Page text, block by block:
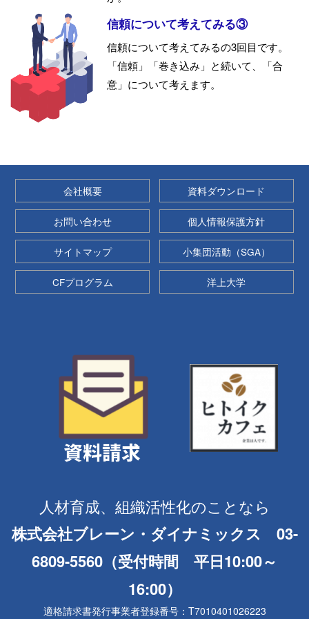
信頼について考えてみる③
信頼について考えてみるの3回目です。
「信頼」「巻き込み」と続いて、「合
意」について考えます。
会社概要 資料ダウンロード
お問い合わせ 個人情報保護方針
サイトマップ 小集団活動（SGA）
CFプログラム 洋上大学
人材育成、組織活性化のことなら
株式会社ブレーン・ダイナミックス 03-
6809-5560（受付時間 平日10:00～
16:00）
適格請求書発行事業者登録番号：T7010401026223